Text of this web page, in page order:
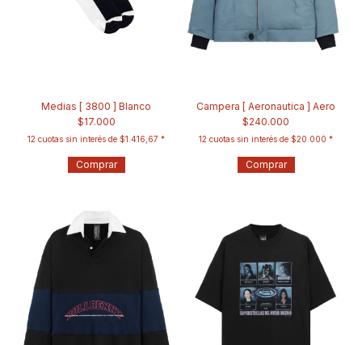
Medias [ 3800 ] Blanco
$17.000
12 cuotas sin interés de $1.416,67
Comprar
Campera [ Aeronautica ] Aero
$240.000
12 cuotas sin interés de $20.000
Comprar